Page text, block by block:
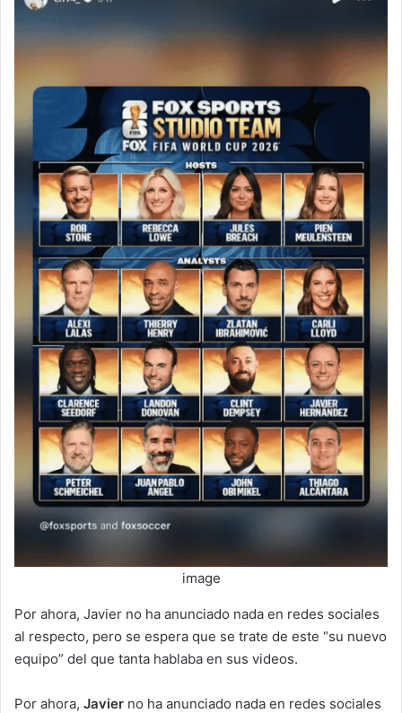
image
Por ahora, Javier no ha anunciado nada en redes sociales
al respecto, pero se espera que se trate de este “su nuevo
equipo” del que tanta hablaba en sus videos.
Por ahora, Javier no ha anunciado nada en redes sociales